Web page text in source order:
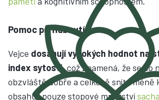
Pomoc při hubnutí
Vejce dosahují vysokých hodnot na
index sytosti, což znamená, že se po
obzvláště dobře a celkově sníte méně
obsahují pouze stopové množství